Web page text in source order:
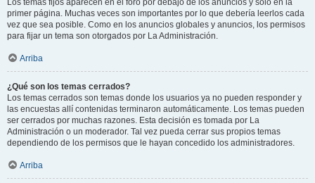
Los temas fijos aparecen en el foro por debajo de los anuncios y solo en la
primer página. Muchas veces son importantes por lo que debería leerlos cada
vez que sea posible. Como en los anuncios globales y anuncios, los permisos
para fijar un tema son otorgados por La Administración.
Arriba
¿Qué son los temas cerrados?
Los temas cerrados son temas donde los usuarios ya no pueden responder y
las encuestas allí contenidas terminaron automáticamente. Los temas pueden
ser cerrados por muchas razones. Esta decisión es tomada por La
Administración o un moderador. Tal vez pueda cerrar sus propios temas
dependiendo de los permisos que le hayan concedido los administradores.
Arriba